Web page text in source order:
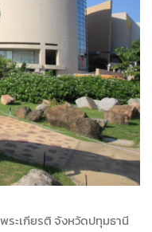
ะเกียรติ จังหวัดปทุมธานี